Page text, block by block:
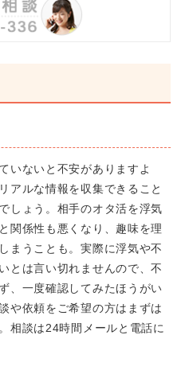
いないと不安がありますよ
アルな情報を収集できること
しょう。相手のオタ活を浮気
関係性も悪くなり、趣味を理
まうことも。実際に浮気や不
とは言い切れませんので、不
、一度確認してみたほうがい
や依頼をご希望の方はまずは
相談は24時間メールと電話に